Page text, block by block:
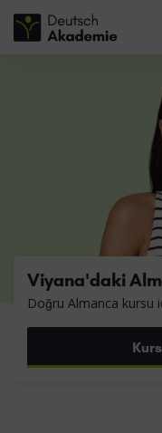
Viyana'daki
Doğru Almanca kursu